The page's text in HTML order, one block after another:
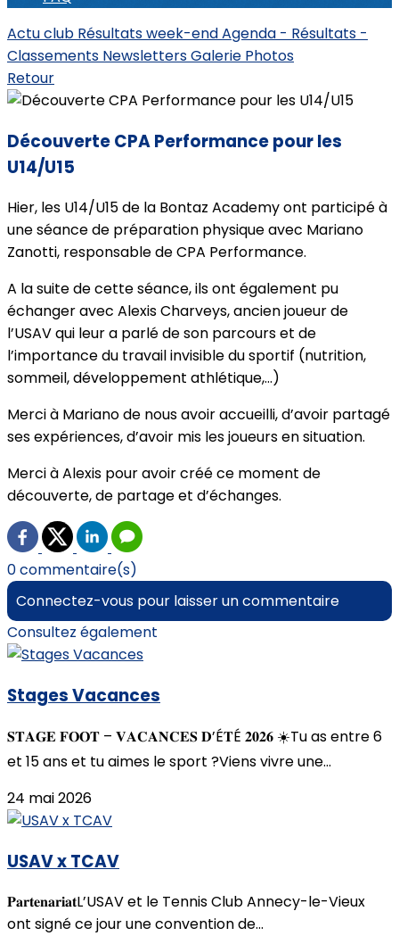
Actu club Résultats week-endAgenda - Résultats -
Classements NewslettersGalerie Photos
Retour
Découverte CPA Performance pour les
U14/U15
Hier, les U14/U15 de la Bontaz Academy ont participé à
une séance de préparation physique avec Mariano
Zanotti, responsable de CPA Performance.
A la suite de cette séance, ils ont également pu
échanger avec Alexis Charveys, ancien joueur de
l’USAV qui leur a parlé de son parcours et de
l’importance du travail invisible du sportif (nutrition,
sommeil, développement athlétique,…)
Merci à Mariano de nous avoir accueilli, d’avoir partagé
ses expériences, d’avoir mis les joueurs en situation.
Merci à Alexis pour avoir créé ce moment de
découverte, de partage et d’échanges.
0 commentaire(s)
Connectez-vous pour laisser un commentaire
Consultez également
Stages Vacances
𝐒𝐓𝐀𝐆𝐄 𝐅𝐎𝐎𝐓 – 𝐕𝐀𝐂𝐀𝐍𝐂𝐄𝐒 𝐃’É𝐓É 𝟐𝟎𝟐𝟔 ☀️Tu as entre 6
et 15 ans et tu aimes le sport ?Viens vivre une...
24 mai 2026
USAV x TCAV
𝐏𝐚𝐫𝐭𝐞𝐧𝐚𝐫𝐢𝐚𝐭L’USAV et le Tennis Club Annecy-le-Vieux
ont signé ce jour une convention de...